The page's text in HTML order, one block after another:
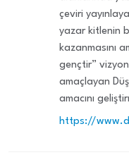
çeviri
yazar kitlenin
kazanmasını
gençtir”
amaçlayan
amacını
https://